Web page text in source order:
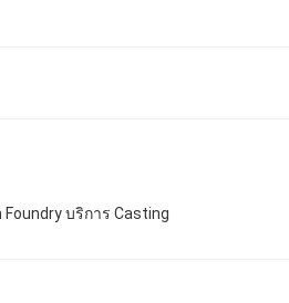
บริการ Casting